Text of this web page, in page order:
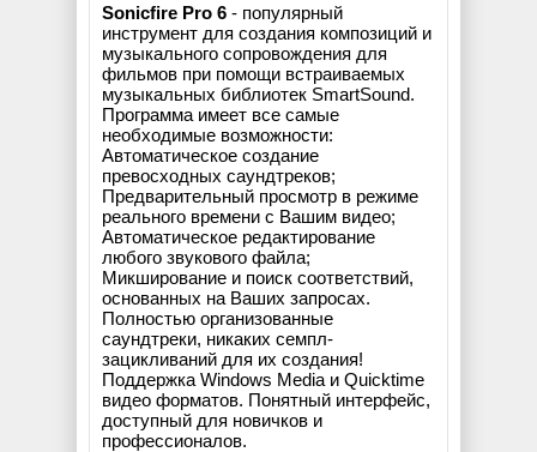
Sonicfire Pro 6 - популярный
инструмент для создания композиций и
музыкального сопровождения для
фильмов при помощи встраиваемых
музыкальных библиотек SmartSound.
Программа имеет все самые
необходимые возможности:
Автоматическое создание
превосходных саундтреков;
Предварительный просмотр в режиме
реального времени с Вашим видео;
Автоматическое редактирование
любого звукового файла;
Микширование и поиск соответствий,
основанных на Ваших запросах.
Полностью организованные
саундтреки, никаких семпл-
зацикливаний для их создания!
Поддержка Windows Media и Quicktime
видео форматов. Понятный интерфейс,
доступный для новичков и
профессионалов.